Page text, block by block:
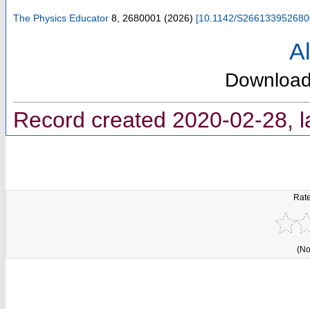
The Physics Educator 8 2680001 (2026) [10.1142/
Record created 2020-02-28,